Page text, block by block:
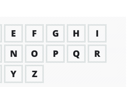
E F G H
I
N O P Q
R
Y Z